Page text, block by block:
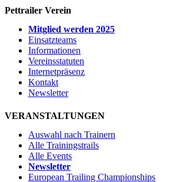
Pettrailer Verein
Mitglied werden 2025
Einsatzteams
Informationen
Vereinsstatuten
Internetpräsenz
Kontakt
Newsletter
VERANSTALTUNGEN
Auswahl nach Trainern
Alle Trainingstrails
Alle Events
Newsletter
European Trailing Championships